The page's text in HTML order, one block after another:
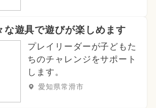
な遊具で遊びが楽しめます
プレイリーダーが子どもた
ちのチャレンジをサポート
します。
愛知県常滑市